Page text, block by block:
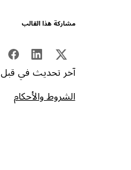
مشاركة هذا القالب
آخر تحديث في قبل ٥٦ سنة
الشروط والأحكام